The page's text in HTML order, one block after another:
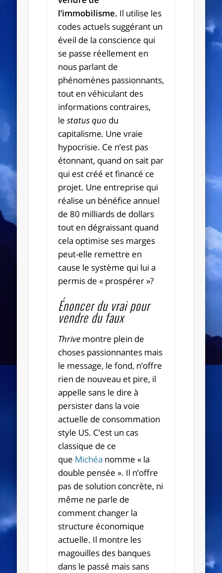
l’immobilisme. Il utilise les
codes actuels suggérant un
éveil de la conscience qui
se passe réellement en
nous parlant de
phénomènes passionnants,
tout en véhiculant des
informations contraires,
le status quo du
capitalisme. Une vraie
hypocrisie. Ce n’est pas
étonnant, quand on sait par
qui est créé et financé ce
projet. Une entreprise qui
réalise un bénéfice annuel
de 80 milliards de dollars
tout en dégraissant quand
cela optimise ses marges
peut-elle remettre en
cause le système qui lui a
permis de « prospérer »?
Énoncer du vrai pour
vendre du faux
Thrivemontre plein de
choses passionnantes mais
le message, le fond, n’offre
rien de nouveau et pire, il
appelle sans le dire à
persister dans la voie
actuelle de consommation
style US. C’est un cas
classique de ce
que Michéa nomme « la
double pensée ». Il n’offre
pas de solution concrète, ni
même ne parle de
comment changer la
structure économique
actuelle. Il montre les
magouilles des banques
dans le passé mais sans